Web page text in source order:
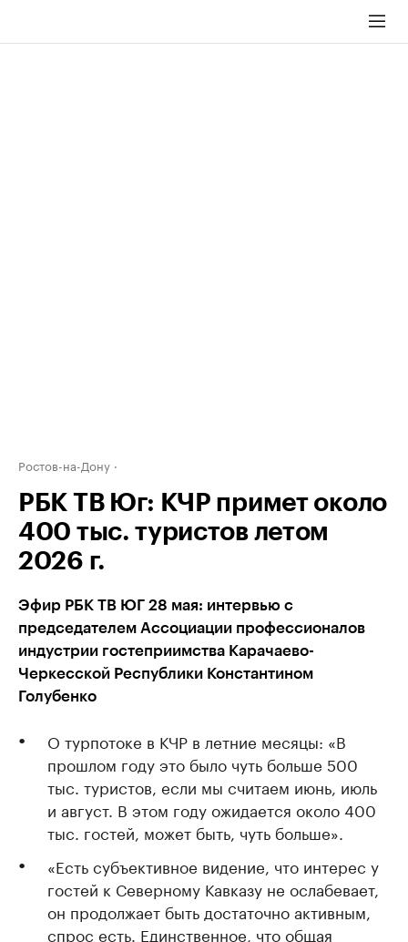
Ростов-на-Дону
РБК ТВ Юг: КЧР примет около
400 тыс. туристов летом
2026 г.
Эфир РБК ТВ ЮГ 28 мая: интервью с
председателем Ассоциации профессионалов
индустрии гостеприимства Карачаево-
Черкесской Республики Константином
Голубенко
О турпотоке в КЧР в летние месяцы: «В
прошлом году это было чуть больше 500
тыс. туристов, если мы считаем июнь, июль
и август. В этом году ожидается около 400
тыс. гостей, может быть, чуть больше».
«Есть субъективное видение, что интерес у
гостей к Северному Кавказу не ослабевает,
он продолжает быть достаточно активным,
спрос есть. Единственное, что общая